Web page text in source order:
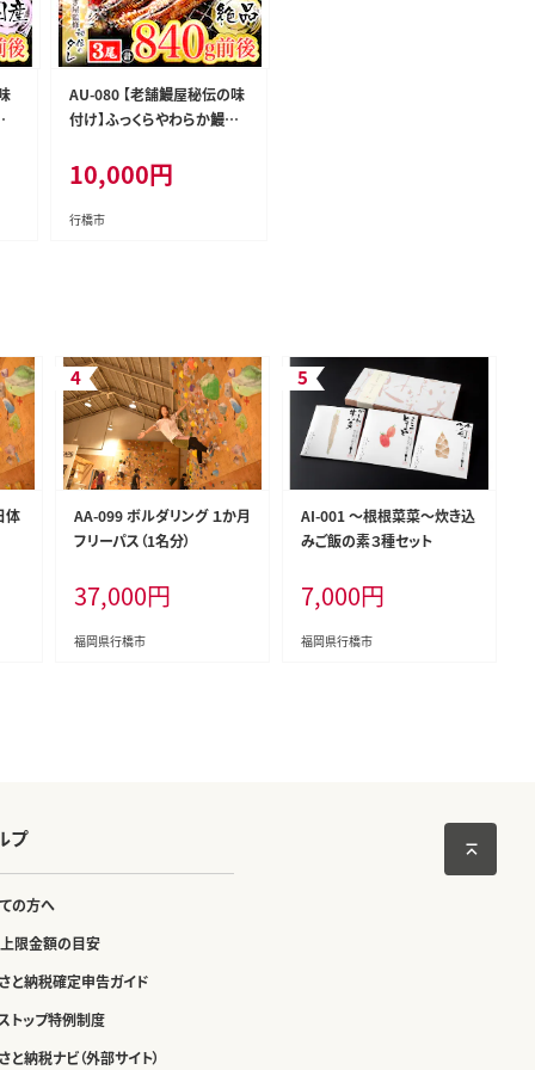
AU-080 【老舗鰻屋秘伝の味
付け】ふっくらやわらか鰻の
10,000円
行橋市
体
AA-099 ボルダリング １か月
フリーパス（1名分）
37,000円
福岡県行橋市
AI-001 ～根根菜菜～炊き込
みご飯の素３種セット
7,000円
福岡県行橋市
プ
の方へ
限金額の目安
と納税確定申告ガイド
トップ特例制度
と納税ナビ（外部サイト）